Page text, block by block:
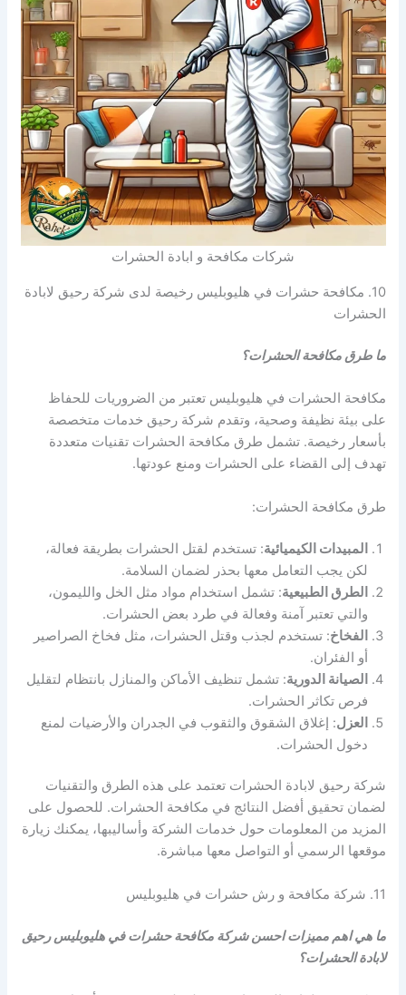
شركات مكافحة و ابادة الحشرات
10. مكافحة حشرات في هليوبليس رخيصة لدى شركة رحيق لابادة
الحشرات
ما طرق مكافحة الحشرات؟
مكافحة الحشرات في هليوبليس تعتبر من الضروريات للحفاظ
على بيئة نظيفة وصحية، وتقدم شركة رحيق خدمات متخصصة
بأسعار رخيصة. تشمل طرق مكافحة الحشرات تقنيات متعددة
تهدف إلى القضاء على الحشرات ومنع عودتها.
طرق مكافحة الحشرات:
المبيدات الكيميائية: تستخدم لقتل الحشرات بطريقة فعالة،
لكن يجب التعامل معها بحذر لضمان السلامة.
الطرق الطبيعية: تشمل استخدام مواد مثل الخل والليمون،
والتي تعتبر آمنة وفعالة في طرد بعض الحشرات.
الفخاخ: تستخدم لجذب وقتل الحشرات، مثل فخاخ الصراصير
أو الفئران.
الصيانة الدورية: تشمل تنظيف الأماكن والمنازل بانتظام لتقليل
فرص تكاثر الحشرات.
العزل: إغلاق الشقوق والثقوب في الجدران والأرضيات لمنع
دخول الحشرات.
شركة رحيق لابادة الحشرات تعتمد على هذه الطرق والتقنيات
لضمان تحقيق أفضل النتائج في مكافحة الحشرات. للحصول على
المزيد من المعلومات حول خدمات الشركة وأساليبها، يمكنك زيارة
موقعها الرسمي أو التواصل معها مباشرة.
11. شركة مكافحة و رش حشرات في هليوبليس
ما هي اهم مميزات احسن شركة مكافحة حشرات في هليوبليس رحيق
لابادة الحشرات؟